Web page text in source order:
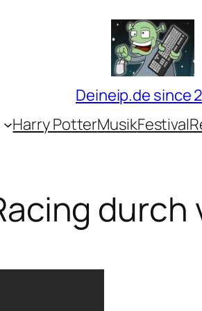
Deineip.de since
Harry PotterMusikFestival
durch